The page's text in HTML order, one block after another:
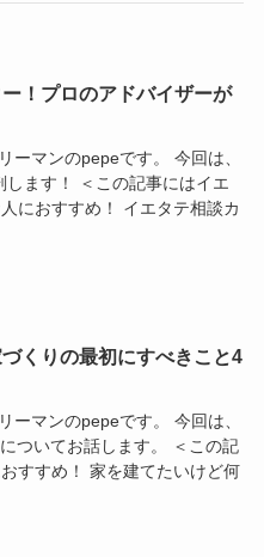
！プロのアドバイザーが
ーマンのpepeです。 今回は、
ます！ ＜この記事にはイエ
におすすめ！ イエタテ相談カ
くりの最初にすべきこと4
ーマンのpepeです。 今回は、
ついてお話します。 ＜この記
すすめ！ 家を建てたいけど何